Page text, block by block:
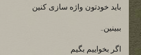
باید خودتون واژه سازی کنین
ببینین..
اگر بخواییم بگیم